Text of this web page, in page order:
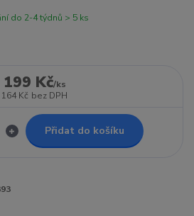
do 2-4 týdnů > 5 ks
199 Kč/ks
164 Kč bez DPH
Přidat do košíku